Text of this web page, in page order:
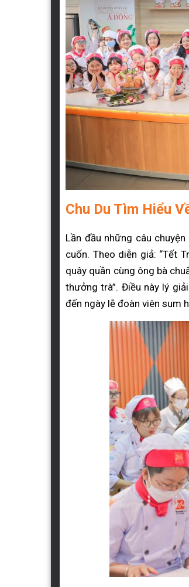
Chu Du Tìm Hiểu
Lần đầu những câu
cuốn. Theo diễn giả: “Tết
quây quần cùng ông bà
thưởng trà”. Điều này lý
đến ngày lễ đoàn viên sum